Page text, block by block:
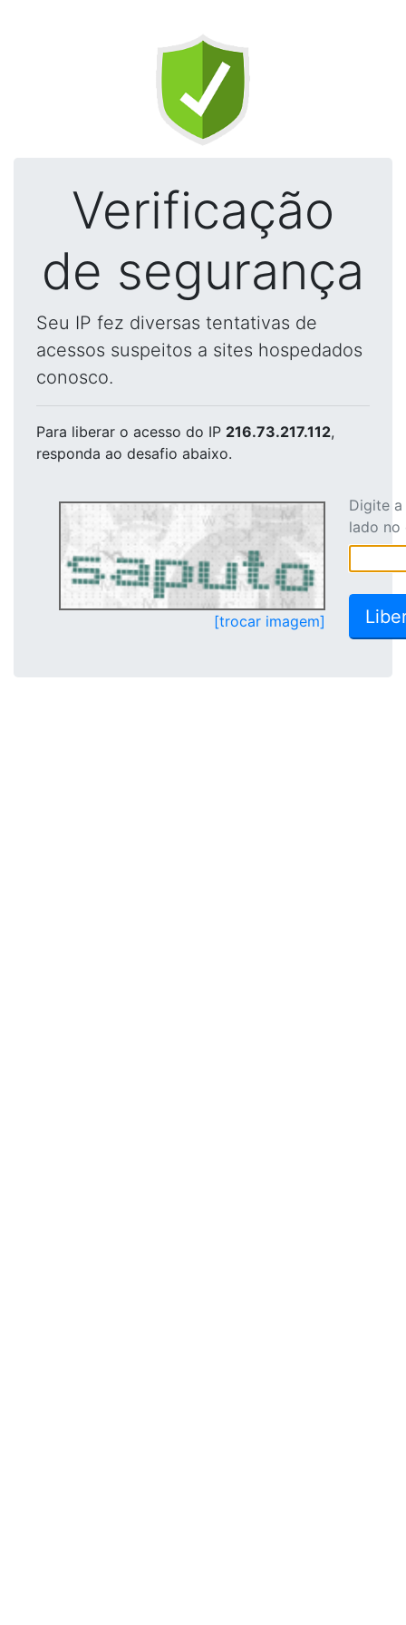
Verificação
de segurança
Seu IP fez diversas tentativas de
acessos suspeitos a sites hospedados
conosco.
Para liberar o acesso do IP 216.73.217.112,
responda ao desafio abaixo.
[trocar imagem]
Digite
lado no